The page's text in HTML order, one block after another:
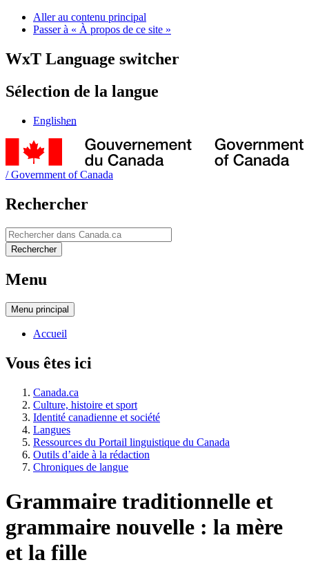
Aller au contenu principal
Passer à « À propos de ce site »
WxT Language switcher
Sélection de la langue
Englishen
/Government of Canada
Rechercher
Rechercher
Rechercher
Menu
Menu principal
Accueil
Vous êtes ici
Canada.ca
Culture, histoire et sport
Identité canadienne et société
Langues
Ressources du Portail linguistique du Canada
Outils d’aide à la rédaction
Chroniques de langue
Grammaire traditionnelle et
grammaire nouvelle : la mère
et la fille